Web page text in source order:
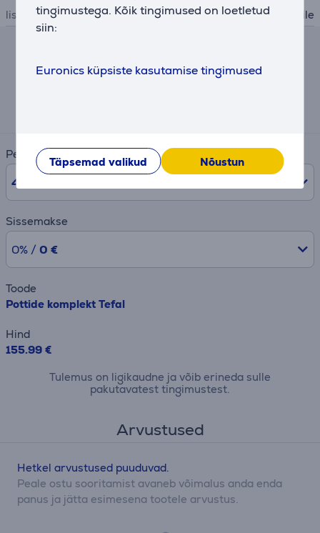
tingimustega. Kõik tingimused on loetletud
siin:
Euronics küpsiste kasutamise tingimused
Täpsemad valikud Nõustun
lisatarviku tüüp lisatarvik pliidiplaadile
Periood
48
Sissemakse
0% / 0 €
Toode
Pottide komplekt Tefal
Hind
155.99 €
Tulemus on ligikaudne ja võib erineda sulle
pakutavatest tingimustest.
Arvustused
Hetkel arvustused puuduvad.
Peale ostu sooritamist avaneb võimalus anda enda
panus ja jätta esimesena tootele arvustus.